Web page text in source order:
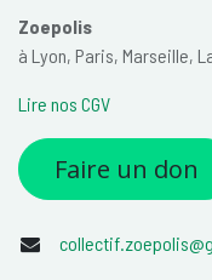
Zoepolis
à Lyon, Paris, Marseille,
Lire nos CGV
Faire un don